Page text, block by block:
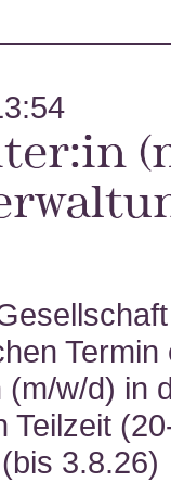
Termin
(m/w/d) in
Teilzeit
3.8.26)